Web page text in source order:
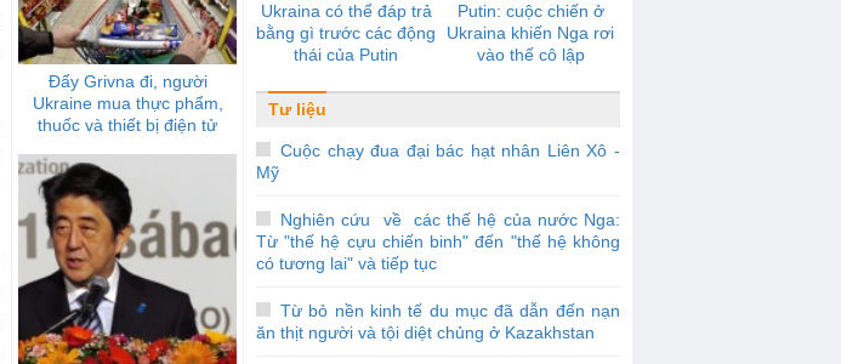
Đẩy Grivna đi, người
Ukraine mua thực phẩm,
thuốc và thiết bị điện tử
Ukraina có thể đáp trả
bằng gì trước các động
thái của Putin
Putin: cuộc chiến ở
Ukraina khiến Nga rơi
vào thế cô lập
Tư liệu
Cuộc chạy đua đại bác hạt nhân Liên Xô -
Mỹ
Nghiên cứu về các thế hệ của nước Nga:
Từ "thế hệ cựu chiến binh" đến "thế hệ không
có tương lai" và tiếp tục
Từ bỏ nền kinh tế du mục đã dẫn đến nạn
ăn thịt người và tội diệt chủng ở Kazakhstan